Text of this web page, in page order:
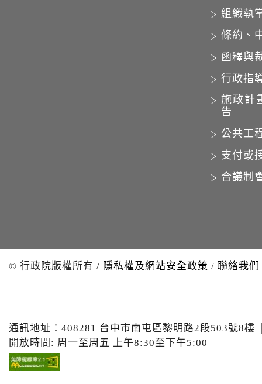
組織執
條約、
函釋與
行政指
施政計
告
公共工
支付或
合議制
© 行政院版權所有 / 隱私權及網站安全政策 / 聯絡我們
通訊地址：408281 台中市南屯區黎明路2段503號8樓
開放時間: 周一至周五 上午8:30至下午5:00